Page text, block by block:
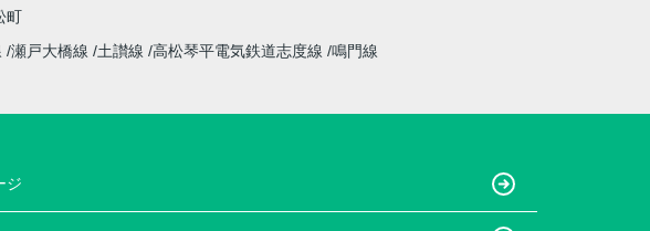
町
瀬戸大橋線 土讃線 高松琴平電気鉄道志度線 鳴門線
ジ